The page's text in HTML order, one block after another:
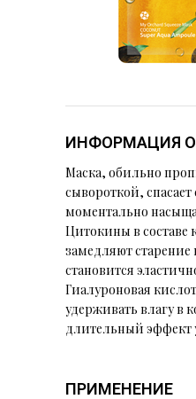
ИНФОРМАЦИЯ
Маска, обильно
сывороткой, спасает
моментально
Цитокины в составе
замедляют старение
становится
Гиалуроновая
удерживать влагу в
длительный эффект
ПРИМЕНЕНИЕ